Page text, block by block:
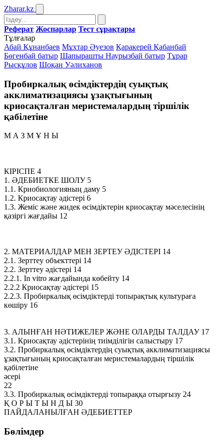
Zharar.kz
Реферат Жоспарлар Тест сұрақтары
Тұлғалар
Абай Құнанбаев Мұхтар Әуезов Қаракерей Қабанбай
Бөгенбай батыр Шапырашты Наурызбай батыр Тұрар
Рысқұлов Шоқан Уәлиханов
Пробиркалық өсімдіктердің суықтық
акклиматизациясы ұзақтығының
криосақталған меристемалардың тіршілік
қабілетіне
М А З М Ұ Н Ы
КІРІСПЕ 4
1. ӘДЕБИЕТКЕ ШОЛУ 5
1.1. Криобиологияның даму 5
1.2. Криосақтау әдістері 6
1.3. Жеміс және жидек өсімдіктерін криосақтау мәселесінің
қазіргі жағдайы 12
2. МАТЕРИАЛДАР МЕН ЗЕРТЕУ ӘДІСТЕРІ 14
2.1. Зерттеу объекттері 14
2.2. Зерттеу әдістері 14
2.2.1. Іn vitro жағдайында көбейту 14
2.2.2 Криосақтау әдістері 15
2.2.3. Пробиркалық өсімдіктерді топырақтық культураға
көшіру 16
3. АЛЫНҒАН НӘТИЖЕЛЕР ЖӘНЕ ОЛАРДЫ ТАЛДАУ 17
3.1. Криосақтау әдістерінің тиімділігін салыстыру 17
3.2. Пробиркалық өсімдіктердің суықтық акклиматизациясы
ұзақтығының криосақталған меристемалардың тіршілік
қабілетіне
әсері
22
3.3. Пробиркалық өсімдіктерді топыраққа отырғызу 24
Қ О Р Ы Т Ы Н Д Ы 30
ПАЙДАЛАНЫЛҒАН ӘДЕБИЕТТЕР
Бөлімдер